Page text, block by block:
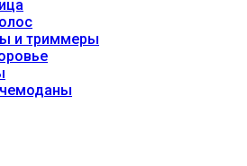
и триммеры